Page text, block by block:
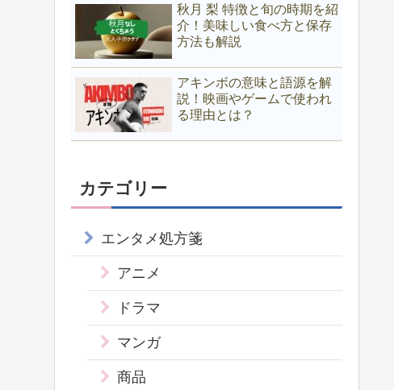
秋月 梨 特徴と旬の時期を紹
介！美味しい食べ方と保存
方法も解説
アキンボの意味と語源を解
説！映画やゲームで使われ
る理由とは？
カテゴリー
エンタメ処方箋
アニメ
ドラマ
マンガ
商品